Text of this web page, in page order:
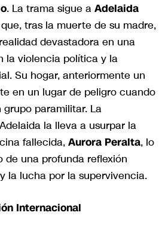
. La trama sigue a Adelaida
tras la muerte de su madre,
devastadora en una
la violencia política y la
Su hogar, anteriormente un
en un lugar de peligro cuando
paramilitar. La
la lleva a usurpar la
fallecida, Aurora Peralta, lo
de una profunda reflexión
la lucha por la supervivencia.
Internacional